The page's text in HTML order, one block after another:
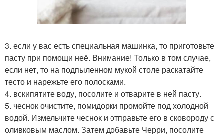
3. если у вас есть специальная машинка, то приготовьте
пасту при помощи неё. Внимание! Только в том случае,
если нет, то на подпыленном мукой столе раскатайте
тесто и нарежьте его полосками.
4. вскипятите воду, посолите и отварите в ней пасту.
5. чеснок очистите, помидорки промойте под холодной
водой. Измельчите чеснок и отправьте его в сковороду с
оливковым маслом. Затем добавьте Черри, посолите